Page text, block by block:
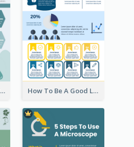
Reclaimed Water Infographic How To Be A Good Leader Infographic